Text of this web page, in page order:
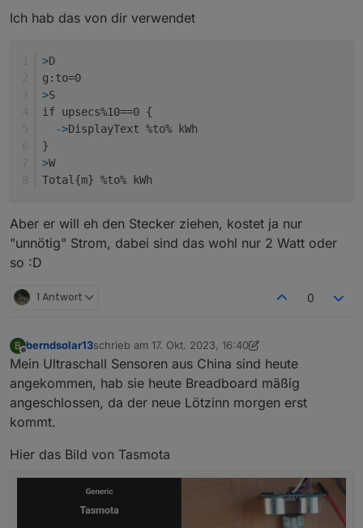
Ich hab das von dir verwendet
>D
g:to=0
>S
if upsecs%10==0 {
  ->
DisplayText %to% kWh
}
>W
Total{m} %to% kWh
Aber er will eh den Stecker ziehen, kostet ja nur
"unnötig" Strom, dabei sind das wohl nur 2 Watt oder
so :D
1 Antwort 0
B
Offline
berndsolar13schrieb am 17. Okt. 2023, 16:40
zuletzt editiert von berndsolar13
Mein Ultraschall Sensoren aus China sind heute
angekommen, hab sie heute Breadboard mäßig
angeschlossen, da der neue Lötzinn morgen erst
kommt.
Hier das Bild von Tasmota